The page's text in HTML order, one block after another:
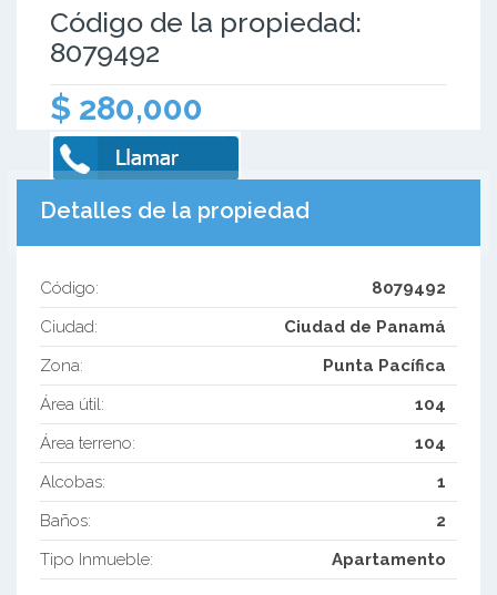
Código de la propiedad:
8079492
$ 280,000
Detalles de la propiedad
Código:
8079492
Ciudad:
Ciudad de Panamá
Zona:
Punta Pacífica
Área útil:
104
Área terreno:
104
Alcobas:
1
Baños:
2
Tipo Inmueble:
Apartamento